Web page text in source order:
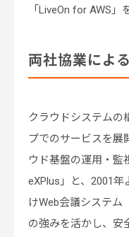
「LiveOn for AWS」
両社協業によ
クラウドシステムの
プでのサービスを展
ウド基盤の運用・監
eXPlus」と、2001
けWeb会議システム
の強みを活かし、安